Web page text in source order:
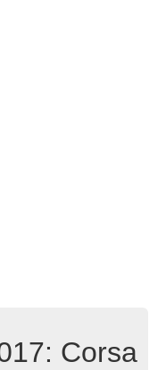
Corsa